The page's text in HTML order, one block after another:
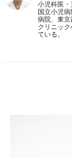
小児科医・
国立小児
病院、東
クリニッ
ている。